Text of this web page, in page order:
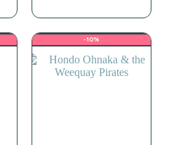
era:
74,99 €.
es:
67,49 €.
-10%